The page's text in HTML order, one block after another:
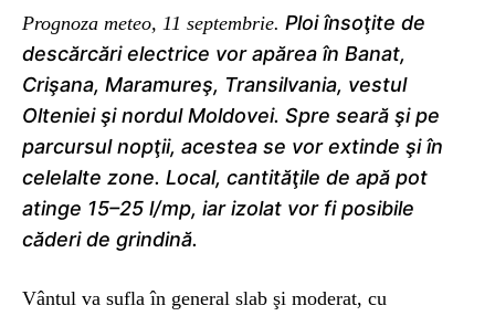
Prognoza meteo, 11 septembrie. Ploi însoţite de
descărcări electrice vor apărea în Banat,
Crişana, Maramureş, Transilvania, vestul
Olteniei şi nordul Moldovei. Spre seară şi pe
parcursul nopţii, acestea se vor extinde şi în
celelalte zone. Local, cantităţile de apă pot
atinge 15–25 l/mp, iar izolat vor fi posibile
căderi de grindină.
Vântul va sufla în general slab şi moderat, cu